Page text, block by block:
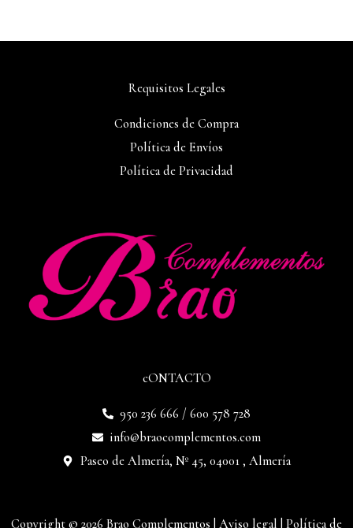
cONTACTO
950 236 666 / 600 578 728
info@braocomplementos.com
Paseo de Almería, Nº 45, 04001 , Almería
Requisitos Legales
Condiciones de Compra
Política de Envíos
Política de Privacidad
Copyright © 2026 Brao Complementos | Aviso legal Política de